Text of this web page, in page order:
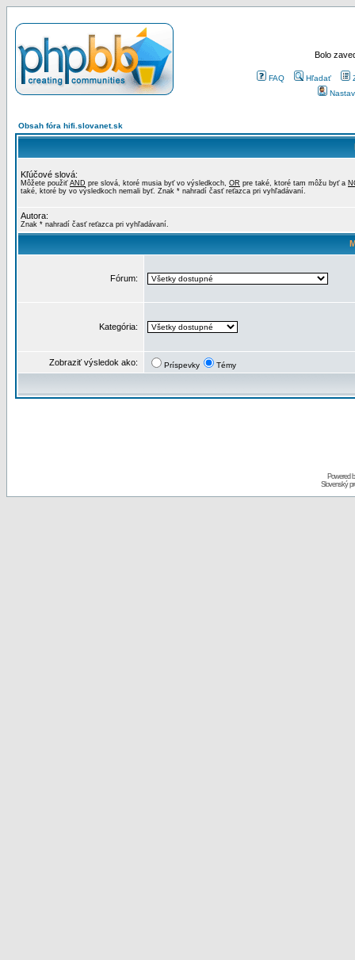
Bolo
FAQ Hľadať
Obsah fóra hifi.slovanet.sk
Kľúčové slová:
Môžete použiť AND pre slová, ktoré musia byť vo výsledkoch, OR pre také, ktoré tam môžu byť a
také, ktoré by vo výsledkoch nemali byť. Znak * nahradí časť reťazca pri vyhľadávaní.
Autora:
Znak * nahradí časť reťazca pri vyhľadávaní.
Fórum:
Kategória:
Zobraziť výsledok ako: Príspevky Témy
Powered
Slovenský